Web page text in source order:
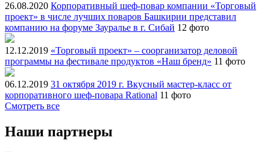
26.08.2020 Корпоративный шеф-повар компании «Торговый
проект» в числе лучших поваров Башкирии представил
компанию на форуме Зауралье в г. Сибай 12 фото
12.12.2019 «Торговый проект» – соорганизатор деловой
программы на фестивале продуктов «Наш бренд» 11 фото
06.12.2019 31 октября 2019 г. Вкусный мастер-класс от
корпоративного шеф-повара Rational 11 фото
Смотреть все
Наши партнеры